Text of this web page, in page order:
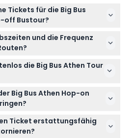
Tickets für die Big Bus
off Bustour?
ganz einfach hier auf dieser
für eine sofortige
24- oder 48-Stunden-
in Ihrem eigenen Tempo
und die Frequenz
von 8:40 bis 16:00 Uhr mit
die Piräus-Route von 12:30
Bitte prüfen Sie den
der Buchung (Änderungen
die Big Bus Athen Tour
fahren kostenlos mit, haben
Sitzplatz, daher ist es
Planung zu berücksichtigen.
Big Bus Athen Hop-on
Kleidung, Sonnencreme,
mit, um die
Ticket erstattungsfähig